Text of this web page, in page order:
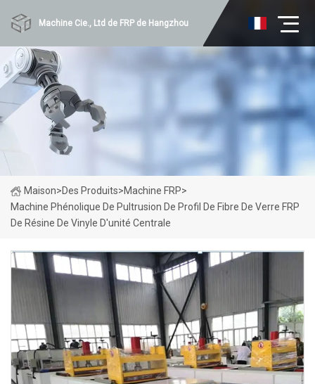
Machine Cie., Ltd de FRP de Hangzhou
Maison>Des Produits>Machine FRP>
Machine Phénolique De Pultrusion De Profil De Fibre De Verre FRP
De Résine De Vinyle D'unité Centrale